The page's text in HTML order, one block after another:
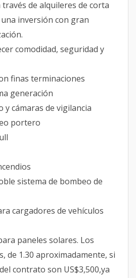
de alquileres de corta
inversión con gran
comodidad, seguridad y
finas terminaciones
generación
y cámaras de vigilancia
portero
sistema de bombeo de
cargadores de vehículos
paneles solares. Los
de 1.30 aproximadamente, si
contrato son US$3,500,ya